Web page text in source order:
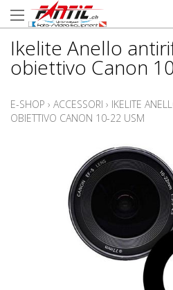
Ikelite Anello
obiettivo Canon
E-SHOP › ACCESSORI › IKELITE
OBIETTIVO CANON 10-22 USM